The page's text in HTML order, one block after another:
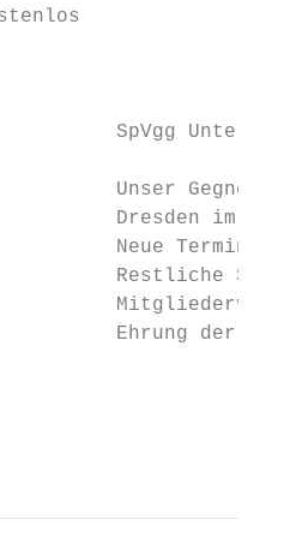
SpVgg
Unser Gegner
Dresden im
Neue Termine
Restliche
Ehrung der